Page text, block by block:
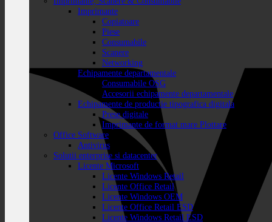
Imprimante
Copiatoare
Piese
Consumabile
Scanere
Networking
Echipamente departamentale
Consumabile OSG
Accesorii echipamente departamentale
Echipamente de productie tipografica digitala
Prese digitale
Imprimante de format mare Plottare
Office Software
Antivirus
Solutii enterprise si datacenter
Licente Microsoft
Licente Windows Retail
Licente Office Retail
Licente Windows OEM
Licente Office Retail ESD
Licente Windows Retail ESD